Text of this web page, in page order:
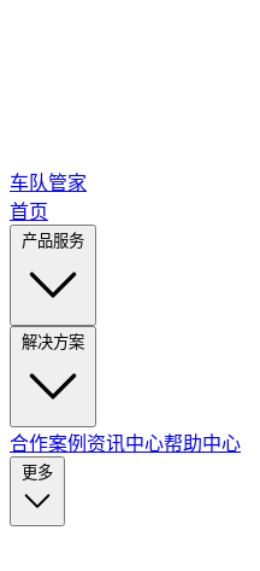
车队管家
首页
合作案例 资讯中心帮助中心